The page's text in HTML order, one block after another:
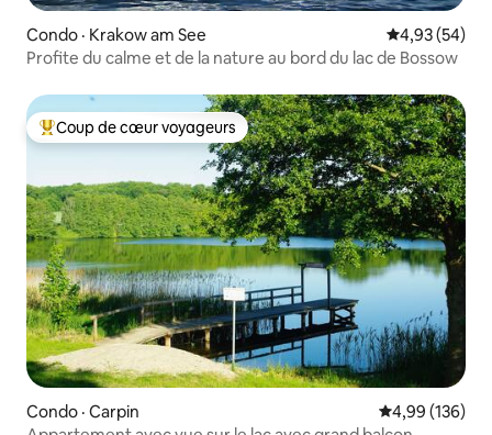
Condo · Krakow am See Note
4,93 (54)
Profite du calme et de la nature au bord du lac de Bossow
Coup de cœur voyageurs parmi les plus aimés
Coup de cœur voyageurs
Condo · Carpin Note
4,99 (136)